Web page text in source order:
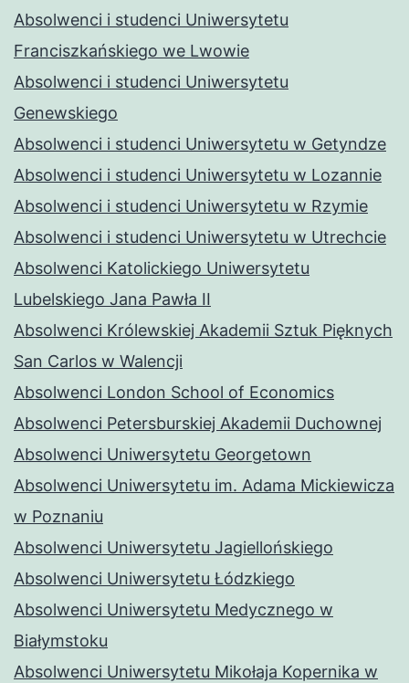
Absolwenci i studenci Uniwersytetu
Franciszkańskiego we Lwowie
Absolwenci i studenci Uniwersytetu
Genewskiego
Absolwenci i studenci Uniwersytetu w Getyndze
Absolwenci i studenci Uniwersytetu w Lozannie
Absolwenci i studenci Uniwersytetu w Rzymie
Absolwenci i studenci Uniwersytetu w Utrechcie
Absolwenci Katolickiego Uniwersytetu
Lubelskiego Jana Pawła II
Absolwenci Królewskiej Akademii Sztuk Pięknych
San Carlos w Walencji
Absolwenci London School of Economics
Absolwenci Petersburskiej Akademii Duchownej
Absolwenci Uniwersytetu Georgetown
Absolwenci Uniwersytetu im. Adama Mickiewicza
w Poznaniu
Absolwenci Uniwersytetu Jagiellońskiego
Absolwenci Uniwersytetu Łódzkiego
Absolwenci Uniwersytetu Medycznego w
Białymstoku
Absolwenci Uniwersytetu Mikołaja Kopernika w